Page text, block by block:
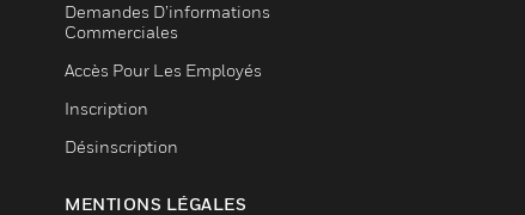
Demandes D’informations
Commerciales
Accès Pour Les Employés
Inscription
Désinscription
MENTIONS LÉGALES